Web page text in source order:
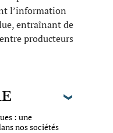
l’information
entraînant de
producteurs
: une
nos sociétés